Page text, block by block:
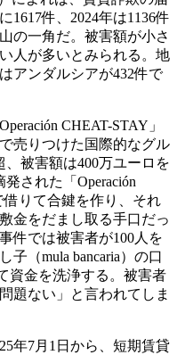
1617件、2024年は1136件
の一角だ。被害額が小さ
人が多いとみられる。地
アンダルシアが432件で
CHEAT-STAY」
売りつけた国際的なグル
被害額は400万ユーロを
された「Operación
借りて合鍵を作り、それ
金をだまし取る手口だっ
件では被害者が100人を
子（mula bancaria）の口
資金を洗浄する。被害者
題ない」と言われてしま
年7月1日から、短期賃貸